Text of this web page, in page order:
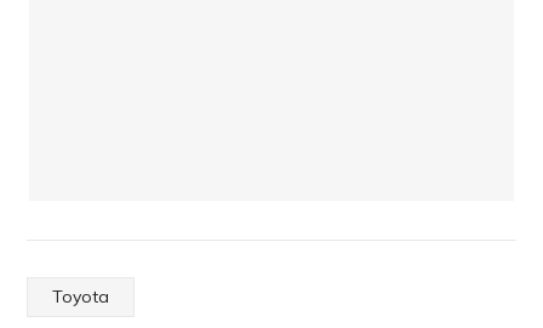
Toyota